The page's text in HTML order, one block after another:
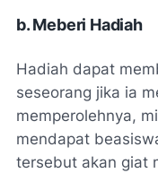
b. Meberi Hadiah
Hadiah dapat
seseorang jika ia
memperolehnya,
mendapat
tersebut akan giat